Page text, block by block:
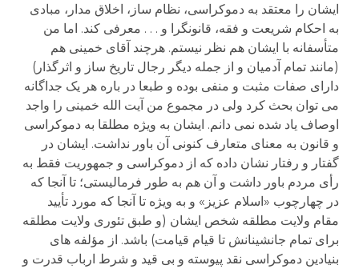
ایشان را معتقد به دموکراسی، نظام ساز، اخلاق مدار، مبادی
به احکام شریعت و فقه، قانونگرا و . . . معرفی کند. اما من
متأسفانه با ایشان هم نظر نیستم. هرچند آقای خمینی هم
(مانند تمام آدمیان و از جمله دیگر رجال تاریخ ساز و اثرگذار)
دارای صفات مثبت و منفی بوده و طبعا در باره هر یک جداگانه
می توان بحث کرد ولی در مجموع من آیت الله خمینی را واجد
اوصاف یاد شده نمی دانم. ایشان به ویژه مطلقا به دموکراسی
و قانون به معنای متعارف کنونی آن باور نداشت. ایشان در
گفتار و رفتار نشان داده که از دموکراسی و جمهوریت فقط به
رأی مردم باور داشت و آن هم به طور فرمالیستی؛ تا آنجا که
در چهارچوب «اسلام عزیز» و به ویژه تا آنجا که مورد تأیید
مقام ولایت مطلقه شخص ایشان (و طبق تئوری ولایت مطلقه
برای تمام جانشینانش تا قیام قیامت) باشد. از مؤلفه های
بنیادین دموکراسی نقد پیوسته و بی قید و شرط ارباب قدرت و